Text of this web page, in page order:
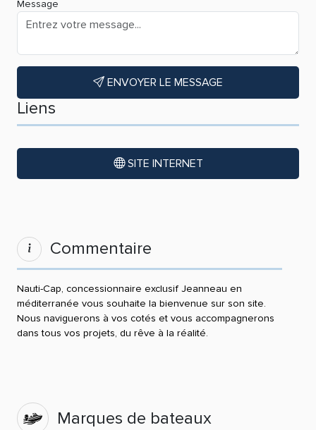
Message
ENVOYER LE MESSAGE
Liens
SITE INTERNET
Commentaire
Nauti-Cap, concessionnaire exclusif Jeanneau en
méditerranée vous souhaite la bienvenue sur son site.
Nous naviguerons à vos cotés et vous accompagnerons
dans tous vos projets, du rêve à la réalité.
Marques de bateaux